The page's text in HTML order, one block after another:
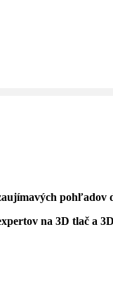
na 3D tlač